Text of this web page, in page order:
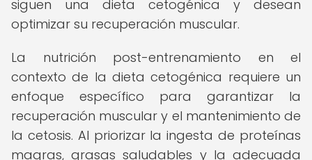
siguen una dieta cetogénica y desean
optimizar su recuperación muscular.
La nutrición post-entrenamiento en el
contexto de la dieta cetogénica requiere un
enfoque específico para garantizar la
recuperación muscular y el mantenimiento de
la cetosis. Al priorizar la ingesta de proteínas
magras, grasas saludables y la adecuada